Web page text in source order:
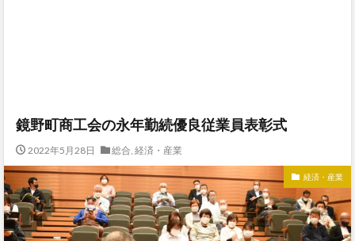
鏡野町商工会の永年勤続優良従業員表彰式
2022年5月28日 総合, 経済・産業
経済・産業